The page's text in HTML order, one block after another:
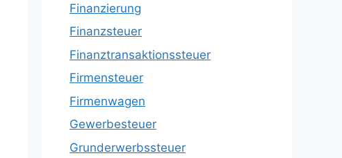
Finanzierung
Finanzsteuer
Finanztransaktionssteuer
Firmensteuer
Firmenwagen
Gewerbesteuer
Grunderwerbssteuer